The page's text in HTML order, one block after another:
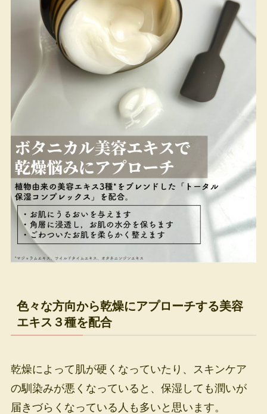
色々な方向から乾燥にアプローチする美容
エキス３種を配合
乾燥によって肌が硬くなっていたり、スキンケア
の馴染みが悪くなっていると、保湿しても潤いが
届きづらくなっている人も多いと思います。